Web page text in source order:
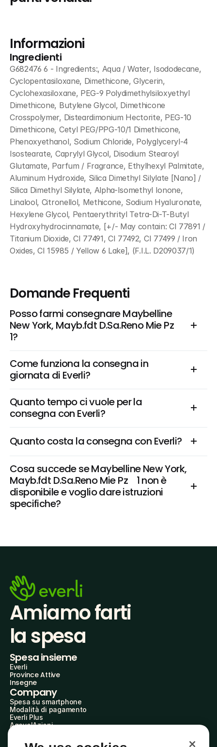
Informazioni
Ingredienti
G682476 6 - Ingredients:, Aqua / Water, Isododecane,
Cyclopentasiloxane, Dimethicone, Glycerin,
Cyclohexasiloxane, PEG-9 Polydimethylsiloxyethyl
Dimethicone, Butylene Glycol, Dimethicone
Crosspolymer, Disteardimonium Hectorite, PEG-10
Dimethicone, Cetyl PEG/PPG-10/1 Dimethicone,
Phenoxyethanol, Sodium Chloride, Polyglyceryl-4
Isostearate, Caprylyl Glycol, Disodium Stearoyl
Glutamate, Parfum / Fragrance, Ethylhexyl Palmitate,
Aluminum Hydroxide, Silica Dimethyl Silylate [Nano] /
Silica Dimethyl Silylate, Alpha-Isomethyl Ionone,
Linalool, Citronellol, Methicone, Sodium Hyaluronate,
Hexylene Glycol, Pentaerythrityl Tetra-Di-T-Butyl
Hydroxyhydrocinnamate, [+/- May contain: CI 77891 /
Titanium Dioxide, CI 77491, CI 77492, CI 77499 / Iron
Oxides, CI 15985 / Yellow 6 Lake], (F.I.L. D209037/1)
Domande Frequenti
Posso farmi consegnare Maybelline
New York, Mayb.fdt D.Sa.Reno Mie Pz
1?
Come funziona la consegna in
giornata di Everli?
Quanto tempo ci vuole per la
consegna con Everli?
Quanto costa la consegna con Everli?
Cosa succede se Maybelline New York,
Mayb.fdt D.Sa.Reno Mie Pz    1 non è
disponibile e voglio dare istruzioni
specifiche?
Amiamo farti
la spesa
Spesa insieme
Everli
Province Attive
Insegne
Company
Spesa su smartphone
Modalità di pagamento
Everli Plus
AgevolAzioni